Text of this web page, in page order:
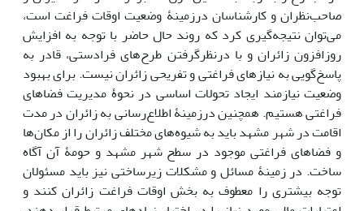
صاحب‌نظران و کارشناسان درزمینۀ وضعیت اوقات فراغت است،
می‌توان نتیجه‌گیری کرد که روند حال حاضر با توجه به افزایش
روزافزون زائران و با درنظرگرفتن طرح‌های فرادستی، قادر به
پاسخ‌گویی به نیازهای فراغتی و تفریحی زائران نیست. برای بهبود
وضعیت نیازمند ایجاد تحولات اساسی در نحوۀ مدیریت فضاهای
فراغتی هستیم. همچنین درزمینۀ اطلاع‌رسانی به زائران در مدت
اقامت در شهر مشهد باید به شیوه‌های مختلف زائران را از مکان‌ها
و فضاهای فراغتی موجود در سطح شهر مشهد و حومۀ آن آگاه
ساخت. در زمینۀ مسائل و مشکلات زیرساختی نیز باید مسئولان
توجه بیشتری را معطوف به بخش اوقات فراغت زائران کنند و